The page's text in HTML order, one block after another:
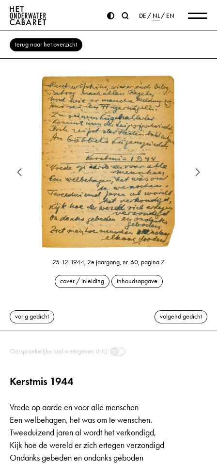
DE NL EN
terug naar het overzicht
25-12-1944, 2e jaargang, nr. 60, pagina 7
cover / inleiding inhoudsopgave
vorig gedicht volgend gedicht
Oorspronkelijke taal weergeven (NL)
Kerstmis 1944
Vrede op aarde en voor alle menschen
Een welbehagen, het was om te wenschen.
Tweeduizend jaren al wordt het verkondigd,
Kijk hoe de wereld er zich ertegen verzondigd
Ondanks gebeden en ondanks geboden